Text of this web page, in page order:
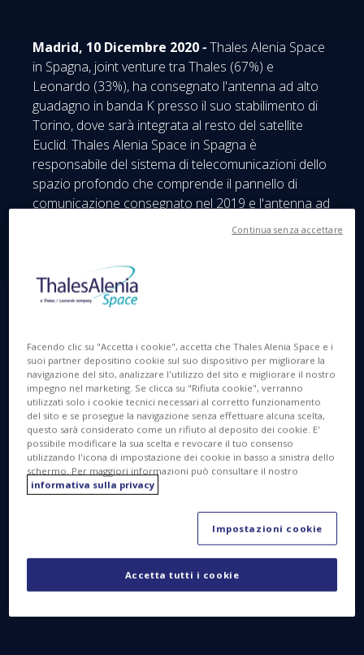
Madrid, 10 Dicembre 2020-Thales Alenia Space
in Spagna, joint venture tra Thales (67%) e
Leonardo (33%), ha consegnato l'antenna ad alto
guadagno in banda K presso il suo stabilimento di
Torino, dove sarà integrata al resto del satellite
Euclid. Thales Alenia Space in Spagna è
responsabile del sistema di telecomunicazioni dello
spazio profondo che comprende il pannello di
comunicazione consegnato nel 2019 e l'antenna ad
alto guadagno, costruita da Thales Alenia Space a
Facendo clic su "Accetta i cookie", accetta che Thales Alenia Space e i
suoi partner depositino cookie sul suo dispositivo per migliorare la
navigazione del sito, analizzare l'utilizzo del sito e migliorare il nostro
impegno nel marketing. Se clicca su "Rifiuta cookie", verranno
utilizzati solo i cookie tecnici necessari al corretto funzionamento
del sito e se prosegue la navigazione senza effettuare alcuna scelta,
questo sarà considerato come un rifiuto al deposito dei cookie. E'
possibile modificare la sua scelta e revocare il tuo consenso
utilizzando l'icona di impostazione dei cookie in basso a sinistra dello
schermo. Per maggiori informazioni può consultare il nostro
informativa sulla privacy
Impostazioni cookie
Accetta tutti i cookie
Continua senza accettare